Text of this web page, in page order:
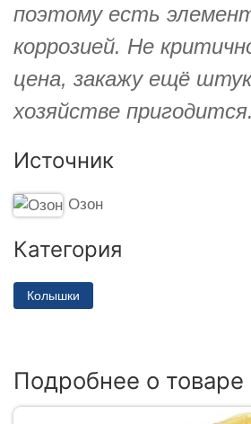
поэтому есть
коррозией. Не
цена, закажу ещё
хозяйстве пригодится.
Источник
Озон
Категория
Колышки
Подробнее о товаре